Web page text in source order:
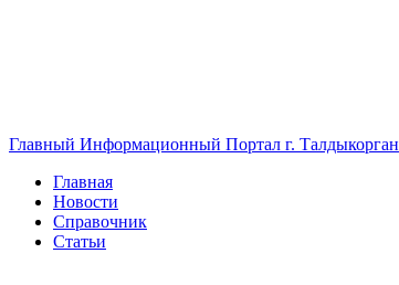
Главный Информационный Портал г. Талдыкорган
Главная
Новости
Справочник
Статьи